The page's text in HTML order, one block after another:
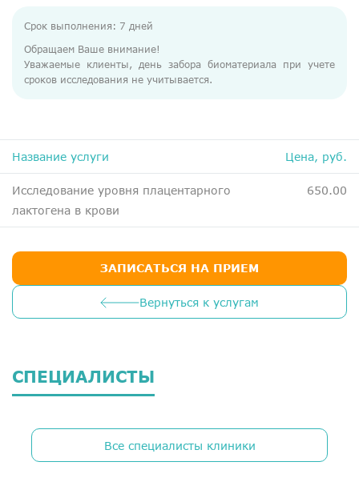
Анализы
Чекапы
Контакты
Справка для налоговой
Срок выполнения: 7 дней
Обращаем Ваше внимание!
Уважаемые клиенты, день забора биоматериала при учете
сроков исследования не учитывается.
Название услуги Цена, руб.
Исследование уровня плацентарного
лактогена в крови
650.00
Вернуться к услугам
ЗАПИСАТЬСЯ НА ПРИЕМ
СПЕЦИАЛИСТЫ
Все специалисты клиники